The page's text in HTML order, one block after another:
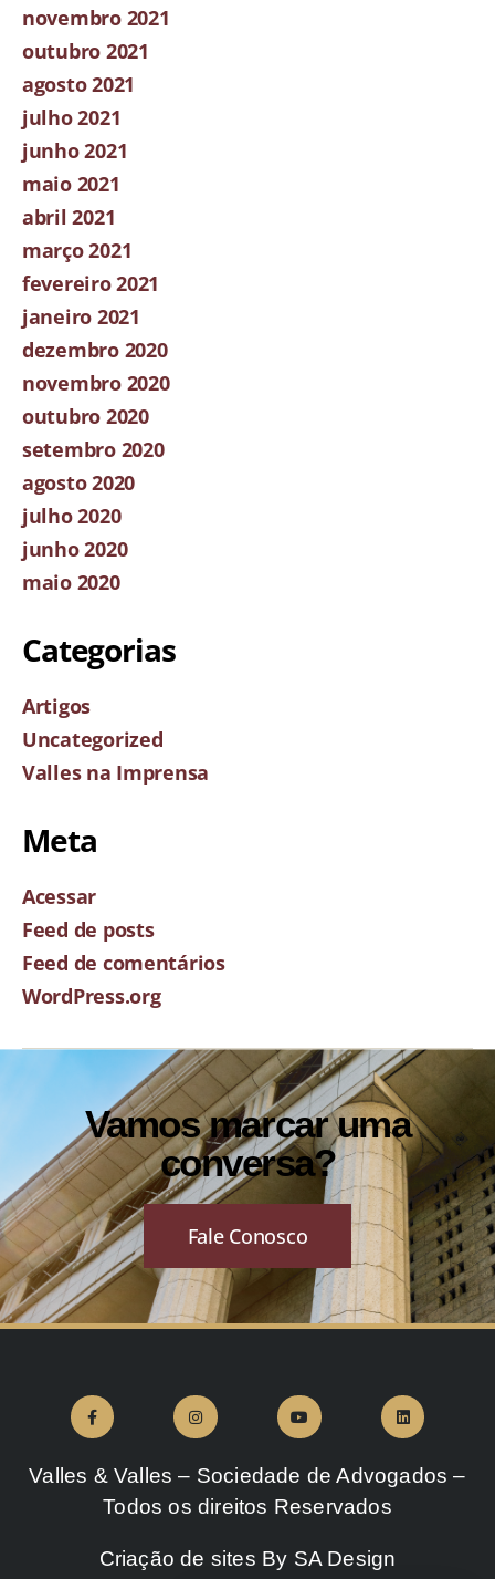
novembro 2021
outubro 2021
agosto 2021
julho 2021
junho 2021
maio 2021
abril 2021
março 2021
fevereiro 2021
janeiro 2021
dezembro 2020
novembro 2020
outubro 2020
setembro 2020
agosto 2020
julho 2020
junho 2020
maio 2020
Categorias
Artigos
Uncategorized
Valles na Imprensa
Meta
Acessar
Feed de posts
Feed de comentários
WordPress.org
Vamos marcar uma
conversa?
Fale Conosco
Valles & Valles – Sociedade de Advogados –
Todos os direitos Reservados
Criação de sites By SA Design